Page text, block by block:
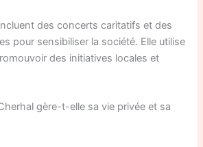
des concerts caritatifs et des
pour sensibiliser la société. Elle utilise
des initiatives locales et
gère-t-elle sa vie privée et sa